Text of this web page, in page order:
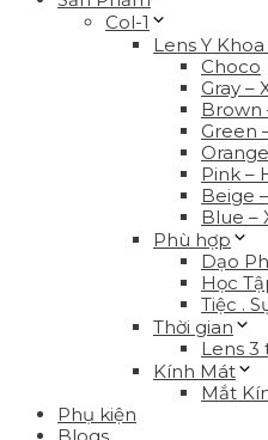
Col-1
Lens Y
Choco
Gray –
Brown
Green
Pink –
Beige
Blue –
Phù hợp
Dạo
Học
Tiệc .
Thời gian
Lens 3
Kính Mát
Mắt
Phụ kiện